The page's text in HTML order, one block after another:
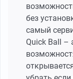
без
самый
Quick Ball –